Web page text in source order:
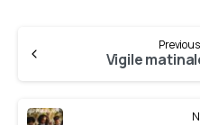
Vigile